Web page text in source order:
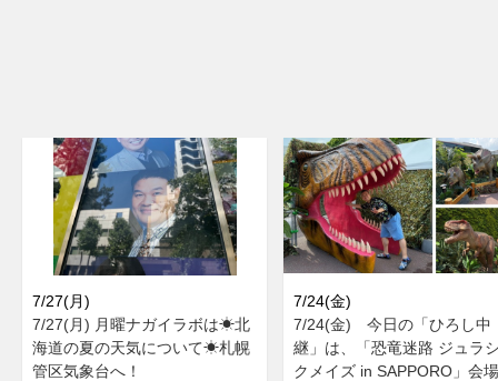
7/27(月)
7/27(月) 月曜ナガイラボは☀北
海道の夏の天気について☀札幌
管区気象台へ！
7/24(金)
7/24(金) 今日の「ひろし中
継」は、「恐竜迷路 ジュラ
クメイズ in SAPPORO」会